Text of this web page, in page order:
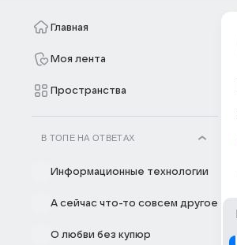
Главная
Моя лента
Пространства
В ТОПЕ НА ОТВЕТАХ
Информационные технологии
А сейчас что-то совсем другое
О любви без купюр